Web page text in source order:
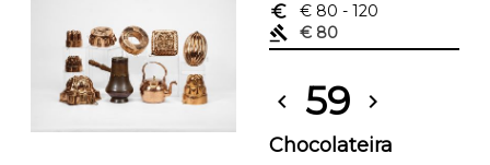
euro_symbol € 80 - 120
gavel
€ 80
chevron_left 59 chevron_right
Chocolateira